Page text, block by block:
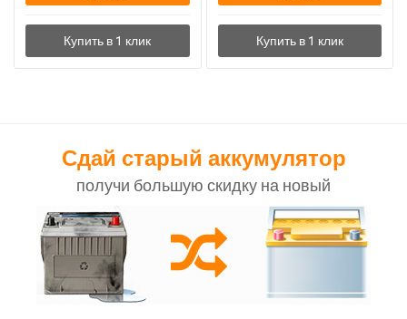
Сдай старый аккумулятор
получи большую скидку на новый